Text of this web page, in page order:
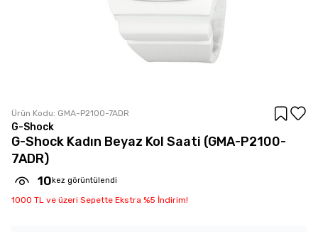
Ürün Kodu: GMA-P2100-7ADR
G-Shock
G-Shock Kadın Beyaz Kol Saati (GMA-P2100-
7ADR)
10 kez görüntülendi
1000 TL ve üzeri Sepette Ekstra %5 İndirim!